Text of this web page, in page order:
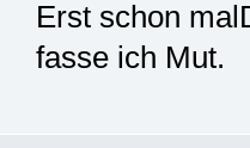
Erst schon
fasse ich Mut.